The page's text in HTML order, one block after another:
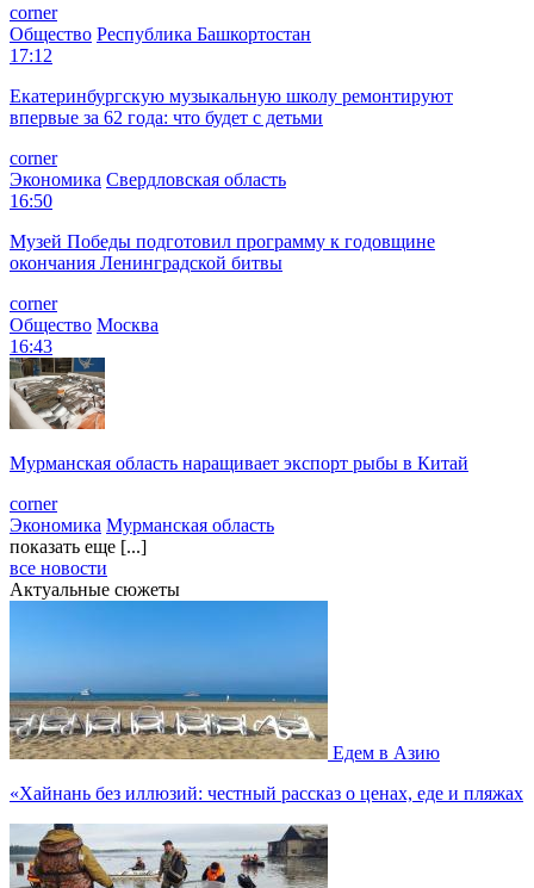
corner
Общество Республика Башкортостан
17:12
Екатеринбургскую музыкальную школу ремонтируют
впервые за 62 года: что будет с детьми
corner
Экономика Свердловская область
16:50
Музей Победы подготовил программу к годовщине
окончания Ленинградской битвы
corner
Общество Москва
16:43
Мурманская область наращивает экспорт рыбы в Китай
corner
Экономика Мурманская область
показать еще [...]
все новости
Актуальные сюжеты
Едем в Азию
«Хайнань без иллюзий: честный рассказ о ценах, еде и пляжах